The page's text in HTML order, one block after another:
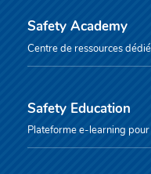
Safety Academy
Centre de ressources
Safety Education
Plateforme e-learning